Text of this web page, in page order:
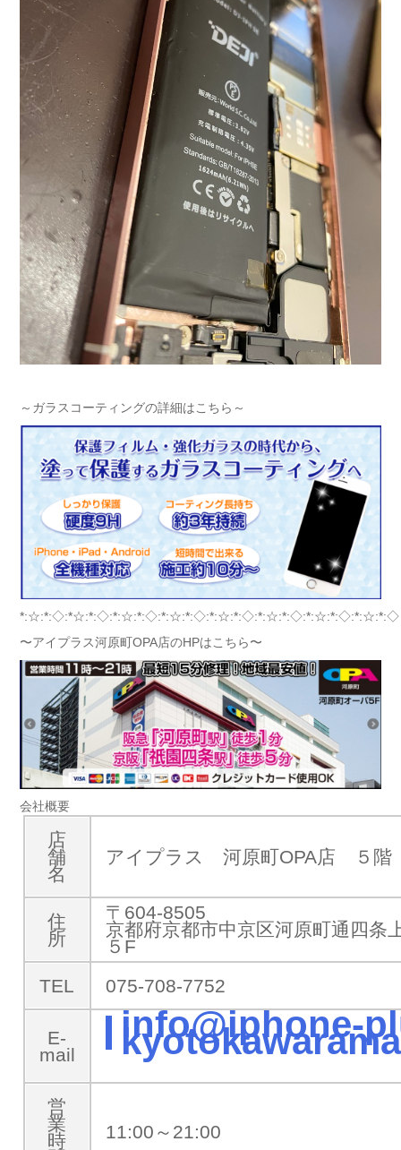
～ガラスコーティングの詳細はこちら～
*:☆:*:◇:*☆:*:◇:*:☆:*:◇:*:☆:*:◇:*:☆:*:◇:*:☆:*:◇:*:☆:*:◇:*:☆:*:◇
〜アイプラス河原町OPA店のHPはこちら〜
会社概要
店
舗
名
アイプラス 河原町OPA店 ５階
住
所
〒604-8505
京都府京都市中京区河原町通四
５F
TEL
075-708-7752
E-
mail
info@iphone-
営
業
時
11:00～21:00